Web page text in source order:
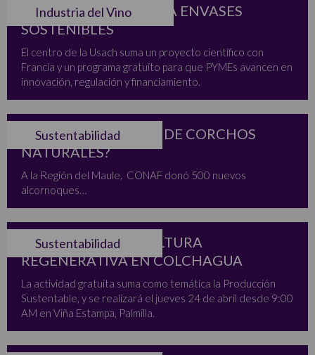
Industria del Vino
LABEN CHILE IMPULSA ENVASES
SOSTENIBLES
El centro de la Usach suma un proyecto científico con
Francia y un programa gratuito para que PYMEs avancen en
innovación, regulación y financiamiento.
Sustentabilidad
CHILE ¿PRODUCTOR DE CORCHOS
NATURALES?
A la Región del Maule, CONAF donó 500 nuevos
alcornoques…
Sustentabilidad
SEMINARIO AGRICULTURA
REGENERATIVA EN COLCHAGUA
La actividad gratuita suma como temática la Producción
Sustentable, y se realizará el jueves 24 de abril desde 9:00
AM en Viña Estampa, Palmilla.